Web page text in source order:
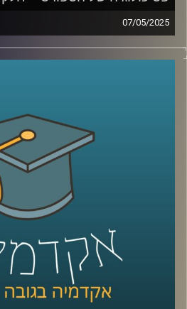
07/05/2025
גם באולימפיאדה שהתרחשה השנה
ספורט וספורטאים מהשורה
נפשיים משמעותיים, כאשר
אישיים ונפשיים. בזכות ספורטאיות
אוסקה, שדיברו בפתיחות על
האולימפיים והפאראלימפיים הפכו
ובתמיכה בשיח על בעיות נפשיות
כיום, המודעות לקשיים נפשיים
ספורטיבית תחרותית גבוהה יותר מאי
שספורטאים הם בני אדם עם
ציפיות, אכזבות וכישלונות, והתחום
מגיל צעיר, יחד עם שעות רבות של
הנפשי. כאן נכנסים לתמונה